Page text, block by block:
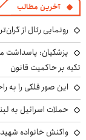
آخرین مطالب
رونمایی رئال از
پزشکیان: پاسداشت
تکیه بر حاکمیت قانون
این صور فلکی را به
حملات اسرائیل به
واکنش خانواده